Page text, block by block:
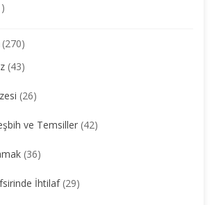
(270)
(43)
(26)
ve Temsiller (42)
(36)
İhtilaf(29)